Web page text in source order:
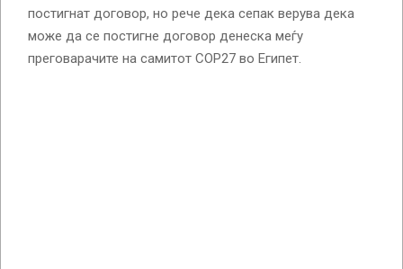
постигнат договор, но рече дека сепак верува дека
може да се постигне договор денеска меѓу
преговарачите на самитот COP27 во Египет.